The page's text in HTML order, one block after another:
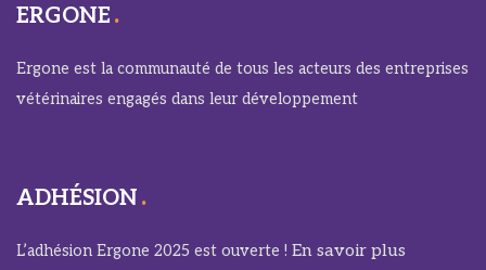
ERGONE
Ergone est la communauté de tous les acteurs des entreprises
vétérinaires engagés dans leur développement
ADHÉSION
L’adhésion Ergone 2025 est ouverte ! En savoir plus